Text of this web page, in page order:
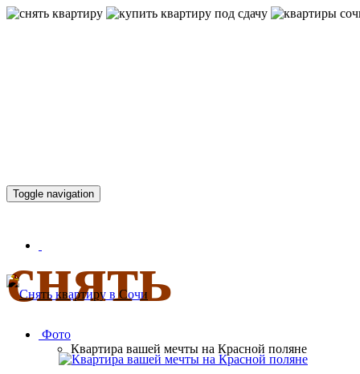
снять
Toggle navigation
Фото
Квартира вашей мечты на Красной поляне